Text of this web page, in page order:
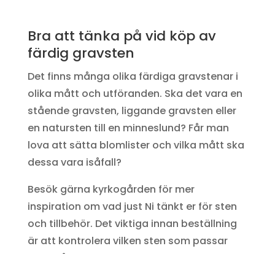
Bra att tänka på vid köp av
färdig gravsten
Det finns många olika färdiga gravstenar i
olika mått och utföranden. Ska det vara en
stående gravsten, liggande gravsten eller
en natursten till en minneslund? Får man
lova att sätta blomlister och vilka mått ska
dessa vara isåfall?
Besök gärna kyrkogården för mer
inspiration om vad just Ni tänkt er för sten
och tillbehör. Det viktiga innan beställning
är att kontrolera vilken sten som passar